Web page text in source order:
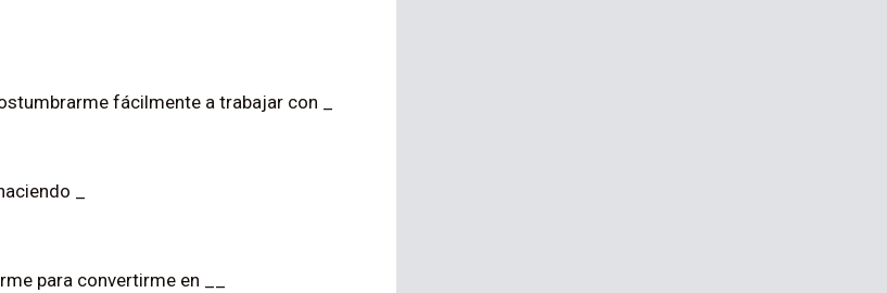
fácilmente a trabajar con _
_
para convertirme en __